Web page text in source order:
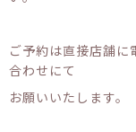
ご予約は直接店舗
合わせにて
お願いいたします。